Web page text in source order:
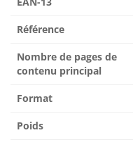
Référence
Nombre de pages de
contenu principal
Format
Poids